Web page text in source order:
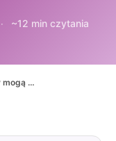
· ~12 min czytania
Tarot a finanse: jak karty mogą pomóc w decyzjach finansowych